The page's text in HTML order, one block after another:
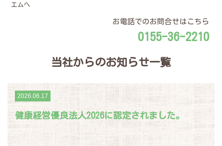
エムへ
お電話でのお問合せはこちら
0155-36-2210
当社からのお知らせ一覧
2026.06.17
健康経営優良法人2026に認定されました。